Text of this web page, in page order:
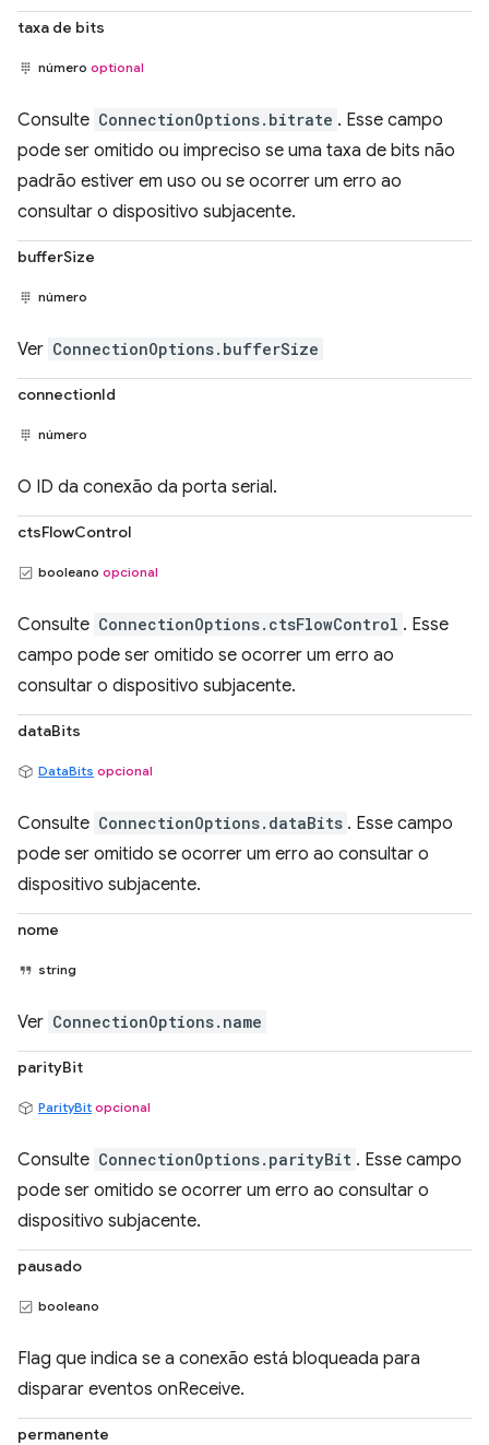
taxa de bits
número optional
Consulte ConnectionOptions.bitrate . Esse campo
pode ser omitido ou impreciso se uma taxa de bits não
padrão estiver em uso ou se ocorrer um erro ao
consultar o dispositivo subjacente.
bufferSize
número
Ver ConnectionOptions.bufferSize
connectionId
número
O ID da conexão da porta serial.
ctsFlowControl
booleano opcional
Consulte ConnectionOptions.ctsFlowControl . Esse
campo pode ser omitido se ocorrer um erro ao
consultar o dispositivo subjacente.
dataBits
DataBits opcional
Consulte ConnectionOptions.dataBits . Esse campo
pode ser omitido se ocorrer um erro ao consultar o
dispositivo subjacente.
nome
string
Ver ConnectionOptions.name
parityBit
ParityBit opcional
Consulte ConnectionOptions.parityBit . Esse campo
pode ser omitido se ocorrer um erro ao consultar o
dispositivo subjacente.
pausado
booleano
Flag que indica se a conexão está bloqueada para
disparar eventos onReceive.
permanente